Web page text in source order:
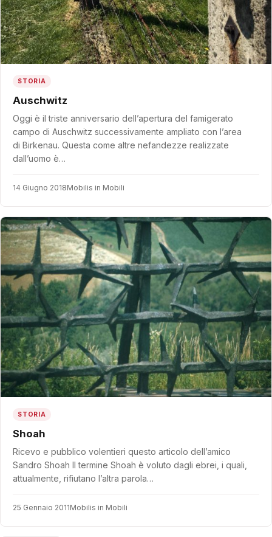
STORIA
Auschwitz
Oggi è il triste anniversario dell’apertura del famigerato
campo di Auschwitz successivamente ampliato con l’area
di Birkenau. Questa come altre nefandezze realizzate
dall’uomo è…
14 Giugno 2018Mobilis in Mobili
STORIA
Shoah
Ricevo e pubblico volentieri questo articolo dell’amico
Sandro Shoah Il termine Shoah è voluto dagli ebrei, i quali,
attualmente, rifiutano l’altra parola…
25 Gennaio 2011Mobilis in Mobili